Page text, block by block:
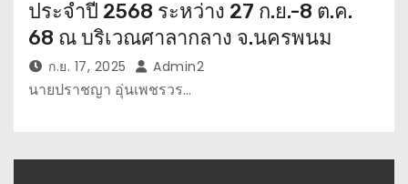
ประจำปี 2568 ระหว่าง 27 ก.ย.-8 ต.ค.
68 ณ บริเวณศาลากลาง จ.นครพนม
ก.ย. 17, 2025 Admin2
นายปราชญา อุ่นเพชรวร…